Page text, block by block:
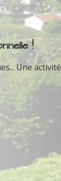
!
Une activité